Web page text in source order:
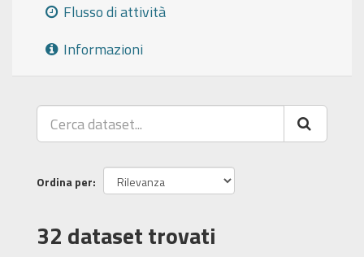
Flusso di attività
Informazioni
Ordina per
32 dataset trovati